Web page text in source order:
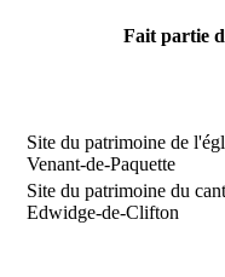
Fait partie
Site du patrimoine de
Venant-de-Paquette
Site du patrimoine du
Edwidge-de-Clifton